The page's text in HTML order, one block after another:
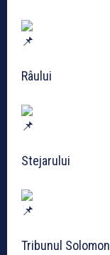
Râului
Stejarului
Tribunul Solomon